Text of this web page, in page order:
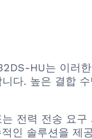
HU는 이러
다. 높은 결합
전력 전송 요구
인 솔루션을 제